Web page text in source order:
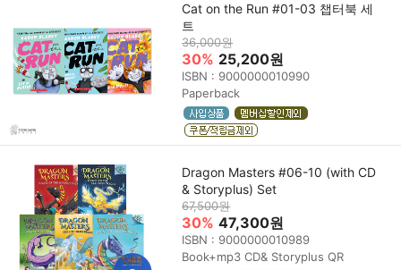
Cat on the Run #01-03 챕터북 세
트
36,000원
30% 25,200원
ISBN : 9000000010990
Paperback
Dragon Masters #06-10 (with CD
& Storyplus) Set
67,500원
30% 47,300원
ISBN : 9000000010989
Book+mp3 CD& Storyplus QR